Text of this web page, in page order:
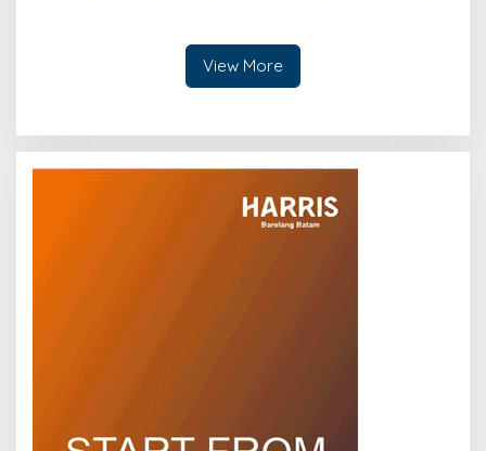
View More